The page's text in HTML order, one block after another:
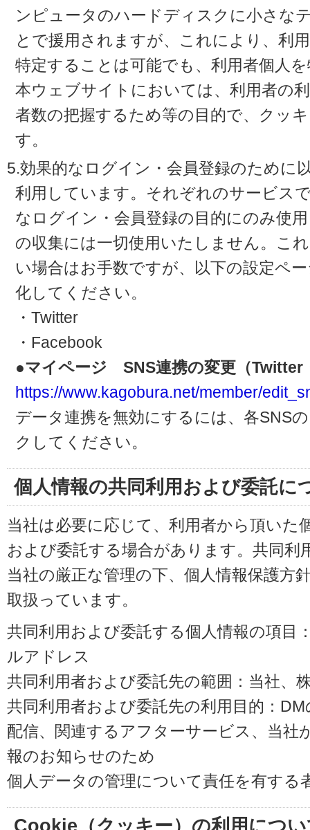
ンピュータのハードディスクに小さな
とで援用されますが、これにより、利
特定することは可能でも、利用者個人
本ウェブサイトにおいては、利用者の
者数の把握するため等の目的で、クッ
す。
5.効果的なログイン・会員登録のために
利用しています。それぞれのサービス
なログイン・会員登録の目的にのみ使
の収集には一切使用いたしません。こ
い場合はお手数ですが、以下の設定ペ
化してください。
・Twitter
・Facebook
●マイページ SNS連携の変更（Twitter
https://www.kagobura.net/member/
データ連携を無効にするには、各SNS
クしてください。
個人情報の共同利用および委託に
当社は必要に応じて、利用者から頂いた
および委託する場合があります。共同利
当社の厳正な管理の下、個人情報保護方
取扱っています。
共同利用および委託する個人情報の項目
ルアドレス
共同利用者および委託先の範囲：当社、
共同利用者および委託先の利用目的：
配信、関連するアフターサービス、当社
報のお知らせのため
個人データの管理について責任を有する
Cookie（クッキー）の利用につ